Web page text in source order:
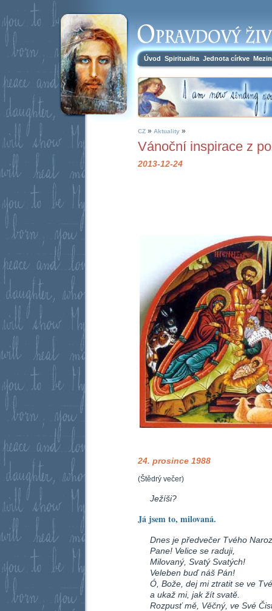
Úvod Spiritualita Jednota církve
CZ » Aktuality »
Vánoční inspirace z
2013-12-24
24. prosince 1988
(Štědrý večer)
Ježíši?
Já jsem to, milovaná.
Dnes je předvečer Tvého
Pane! Velice se raduji,
Milovaný, Svatý Svatých!
Veleben buď náš Pán!
Ó, Bože, dej mi ztratit se ve
a ukaž mi, jak žít svatě.
Rozpusť mě, Věčný, ve Své